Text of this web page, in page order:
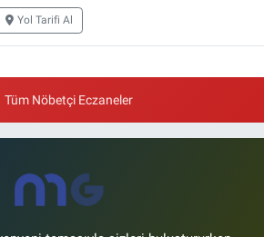
Yol Tarifi Al
Caddesi 33 Akvaryum Yanı Akua Florya
Tüm Nöbetçi Eczaneler